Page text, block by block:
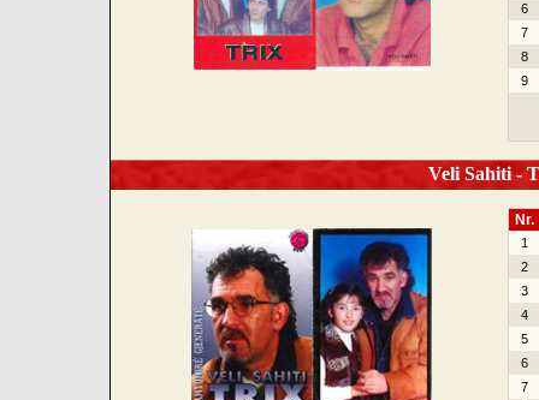
6
7
8
9
Veli Sahiti -
Nr.
1
2
3
4
5
6
7